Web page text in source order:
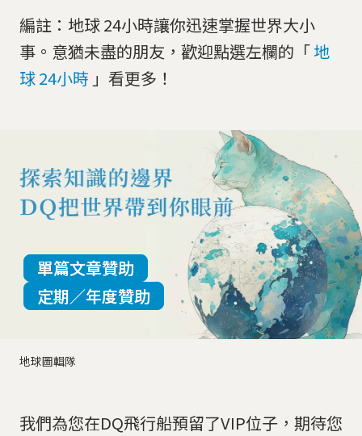
編註：地球 24小時讓你迅速掌握世界大小
事。意猶未盡的朋友，歡迎點選左欄的「地
球 24小時 」看更多！
地球圖輯隊
單篇文章贊助
定期／年度贊助
我們為您在DQ飛行船預留了VIP位子，期待您